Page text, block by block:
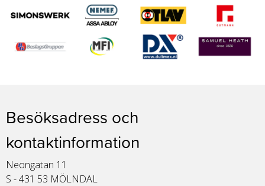
Besöksadress och
kontaktinformation
Neongatan 11
S - 431 53 MÖLNDAL